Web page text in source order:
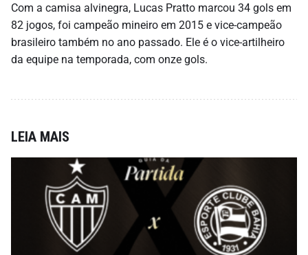
Com a camisa alvinegra, Lucas Pratto marcou 34 gols em
82 jogos, foi campeão mineiro em 2015 e vice-campeão
brasileiro também no ano passado. Ele é o vice-artilheiro
da equipe na temporada, com onze gols.
LEIA MAIS